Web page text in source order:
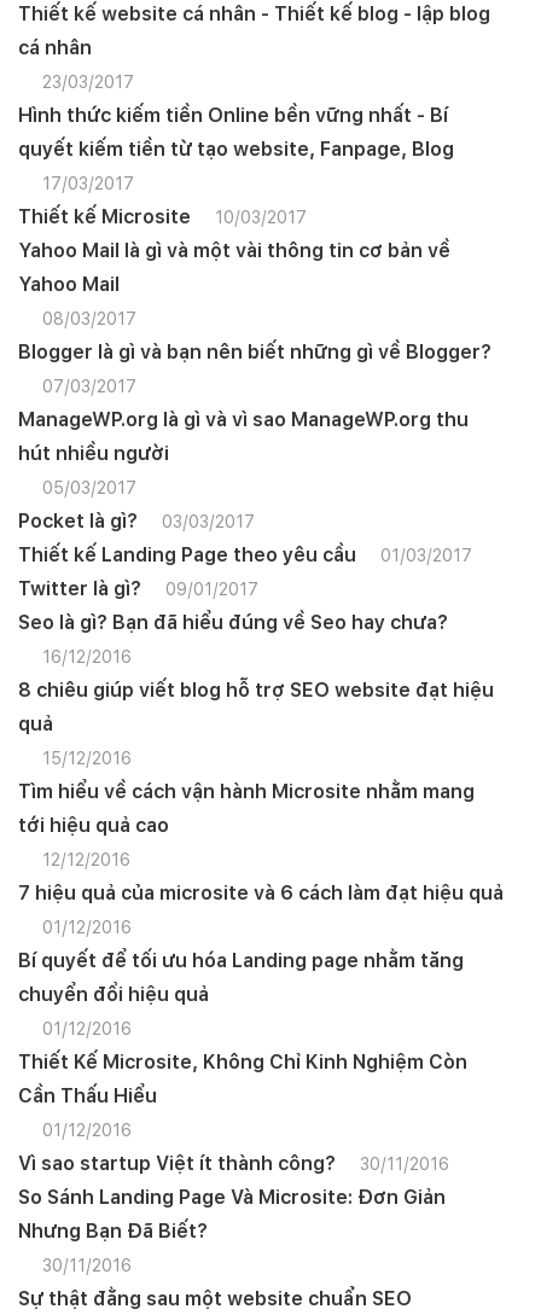
Thiết kế website cá nhân - Thiết kế blog - lập blog
cá nhân
23/03/2017
Hình thức kiếm tiền Online bền vững nhất - Bí
quyết kiếm tiền từ tạo website, Fanpage, Blog
17/03/2017
Thiết kế Microsite 10/03/2017
Yahoo Mail là gì và một vài thông tin cơ bản về
Yahoo Mail
08/03/2017
Blogger là gì và bạn nên biết những gì về Blogger?
07/03/2017
ManageWP.org là gì và vì sao ManageWP.org thu
hút nhiều người
05/03/2017
Pocket là gì? 03/03/2017
Thiết kế Landing Page theo yêu cầu 01/03/2017
Twitter là gì? 09/01/2017
Seo là gì? Bạn đã hiểu đúng về Seo hay chưa?
16/12/2016
8 chiêu giúp viết blog hỗ trợ SEO website đạt hiệu
quả
15/12/2016
Tìm hiểu về cách vận hành Microsite nhằm mang
tới hiệu quả cao
12/12/2016
7 hiệu quả của microsite và 6 cách làm đạt hiệu quả
01/12/2016
Bí quyết để tối ưu hóa Landing page nhằm tăng
chuyển đổi hiệu quả
01/12/2016
Thiết Kế Microsite, Không Chỉ Kinh Nghiệm Còn
Cần Thấu Hiểu
01/12/2016
Vì sao startup Việt ít thành công? 30/11/2016
So Sánh Landing Page Và Microsite: Đơn Giản
Nhưng Bạn Đã Biết?
30/11/2016
Sự thật đằng sau một website chuẩn SEO